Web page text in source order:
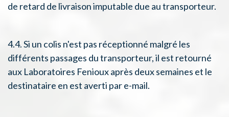
de retard de livraison imputable due au transporteur.
4.4. Si un colis n'est pas réceptionné malgré les
différents passages du transporteur, il est retourné
aux Laboratoires Fenioux après deux semaines et le
destinataire en est averti par e-mail.